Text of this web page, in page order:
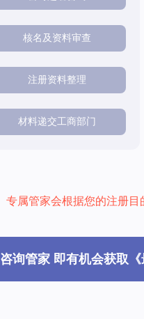
核名及资料审查
注册资料整理
材料递交工商部门
专属管家会根据您的注册
咨询管家 即有机会获取